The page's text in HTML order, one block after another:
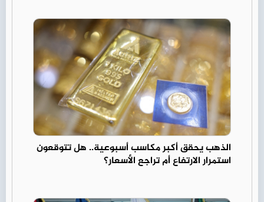
الذهب يحقق أكبر مكاسب أسبوعية.. هل تتوقعون
استمرار الارتفاع أم تراجع الأسعار؟